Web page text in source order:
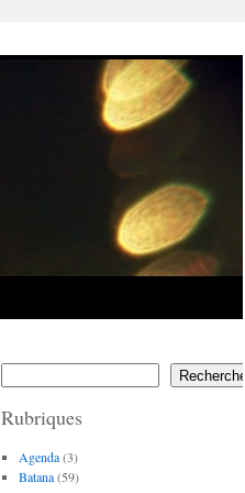
Rechercher
Rubriques
Agenda(3)
Batana(59)